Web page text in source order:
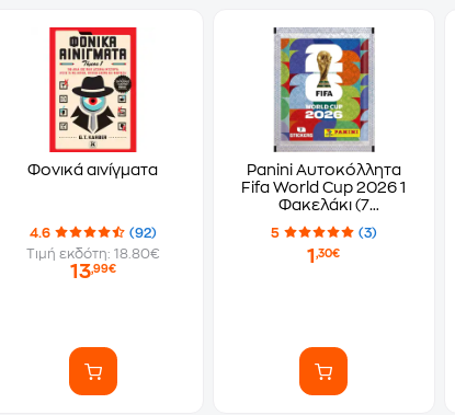
Φονικά αινίγματα
4.6
(92)
Τιμή εκδότη: 18.80€
13,99€
Panini Αυτοκόλλητα
Fifa World Cup 2026 1
Φακελάκι (7
Αυτοκόλλητα)
5 (3)
1,30€